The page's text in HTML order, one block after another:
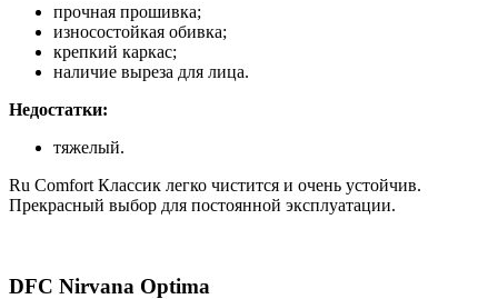
прочная прошивка;
износостойкая обивка;
крепкий каркас;
наличие выреза для лица.
Недостатки:
тяжелый.
Ru Comfort Классик легко чистится и очень устойчив.
Прекрасный выбор для постоянной эксплуатации.
DFC Nirvana Optima